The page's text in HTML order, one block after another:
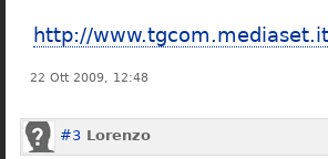
http://
22 Ott 2009, 12:48
#3 Lorenzo